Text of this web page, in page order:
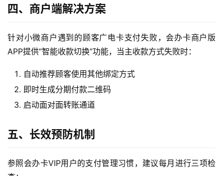
随
W
i
快
更
页
四、商户端解决方案
针对小微商户遇到的顾客广电卡支付失败，会办卡商户版
APP提供”智能收款切换”功能，当主收款方式失败时：
自动推荐顾客使用其他绑定方式
即时生成分期付款二维码
启动面对面转账通道
五、长效预防机制
参照会办卡VIP用户的支付管理习惯，建议每月进行三项检